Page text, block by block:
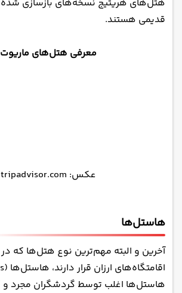
هتل‌های هریتیج نسخه‌های بازسازی شده
قدیمی هستند.
معرفی هتل‌های ماریوت
عکس: tripadvisor.com
هاستل‌ها
آخرین و البته مهم‌ترین نوع هتل‌ها که
هاستل‌ها اغلب توسط گردشگران مجرد و